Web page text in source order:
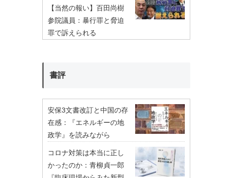
【当然の報い】百田尚樹
参院議員：暴行罪と脅迫
罪で訴えられる
書評
安保3文書改訂と中国の存
在感：『エネルギーの地
政学』を読みながら
コロナ対策は本当に正し
かったのか：青柳貞一郎